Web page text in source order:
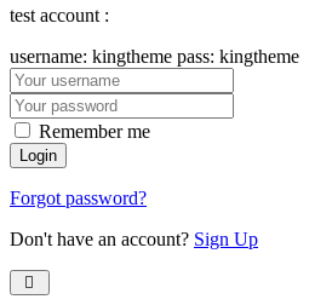
test account :
username: kingtheme pass: kingtheme
Remember me
Forgot password?
Don't have an account? Sign Up